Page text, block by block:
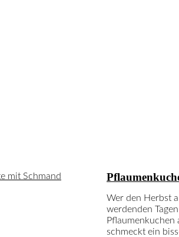
Wer den Herbst
werdenden
Pflaumenkuchen
schmeckt ein